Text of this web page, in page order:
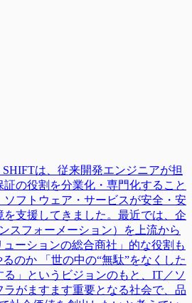
は、従来開発エンジニアが担
の役割を分業化・専門化すること
フトウェア・サービスが安全・安
支援してきました。最近では、企
スフォーメーション）を上流から
ーションの総合商社」的な役割も
のか 「世の中の“無駄”をなくした
」というビジョンのもと、IT／ソ
がますます重要となる社会で、品